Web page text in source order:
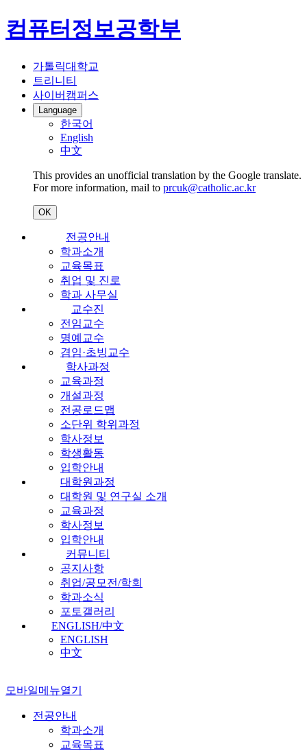
컴퓨터정보공학부
가톨릭대학교
트리니티
사이버캠퍼스
Language
한국어
English
中文
This provides an unofficial translation by the Google translate.
For more information, mail to prcuk@catholic.ac.kr
OK
전공안내
학과소개
교육목표
취업 및 진로
학과 사무실
교수진
전임교수
명예교수
겸임·초빙교수
학사과정
교육과정
개설과정
전공로드맵
소단위 학위과정
학사정보
학생활동
입학안내
대학원과정
대학원 및 연구실 소개
교육과정
학사정보
입학안내
커뮤니티
공지사항
취업/공모전/학회
학과소식
포토갤러리
ENGLISH/中文
ENGLISH
中文
모바일메뉴열기
전공안내
학과소개
교육목표